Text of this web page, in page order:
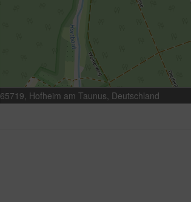
65719, Hofheim am Taunus, Deutschland